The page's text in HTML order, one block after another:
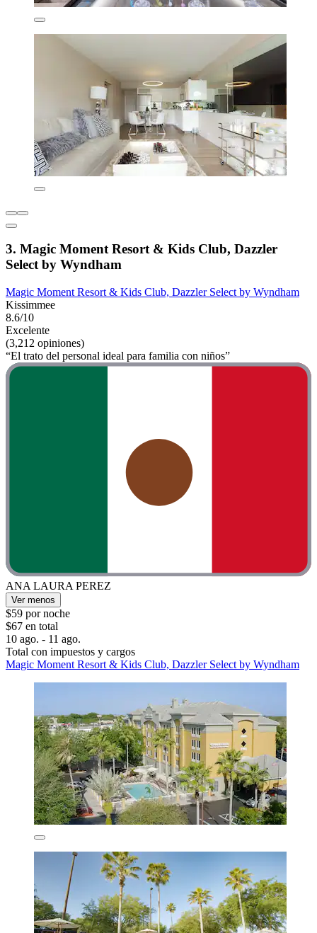
3. Magic Moment Resort & Kids Club, Dazzler
Select by Wyndham
Magic Moment Resort & Kids Club, Dazzler Select by Wyndham
Kissimmee
8.6/10
Excelente
(3,212 opiniones)
“El trato del personal ideal para familia con niños”
ANA LAURA PEREZ
Ver menos
$59 por noche
$67 en total
10 ago. - 11 ago.
Total con impuestos y cargos
Magic Moment Resort & Kids Club, Dazzler Select by Wyndham